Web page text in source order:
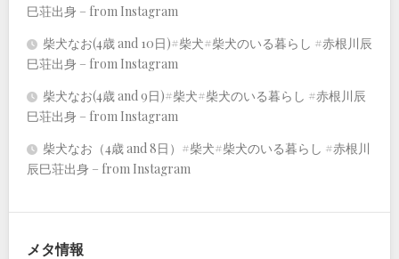
巳荘出身 – from Instagram
柴犬なお(4歳 and 10日)#柴犬#柴犬のいる暮らし #赤根川辰
巳荘出身 – from Instagram
柴犬なお(4歳 and 9日)#柴犬#柴犬のいる暮らし #赤根川辰
巳荘出身 – from Instagram
柴犬なお（4歳 and 8日）#柴犬#柴犬のいる暮らし #赤根川
辰巳荘出身 – from Instagram
メタ情報